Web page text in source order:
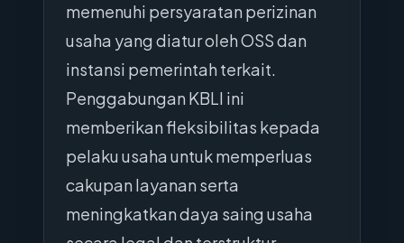
memenuhi persyaratan perizinan
usaha yang diatur oleh OSS dan
instansi pemerintah terkait.
Penggabungan KBLI ini
memberikan fleksibilitas kepada
pelaku usaha untuk memperluas
cakupan layanan serta
meningkatkan daya saing usaha